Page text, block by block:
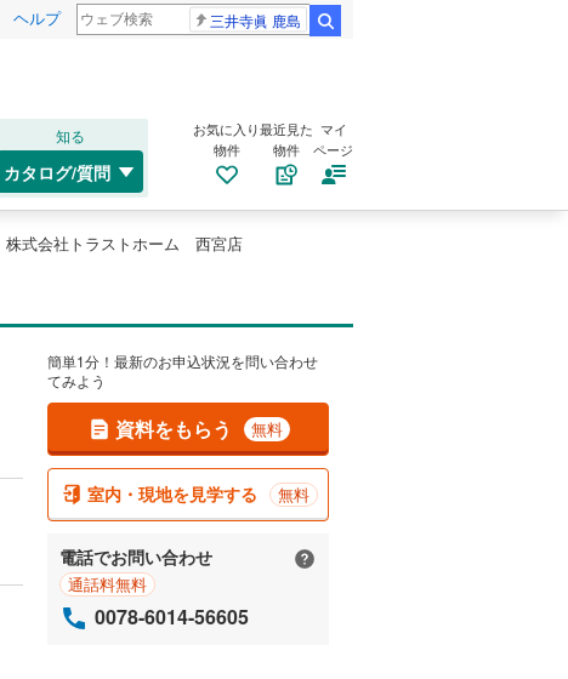
ヘルプ 三井寺眞 鹿島
知る
カタログ/質問
お気に入り
物件
最近見た
物件
マイ
ページ
株式会社トラストホーム 西宮店
簡単1分！最新のお申込状況を問い合わせ
てみよう
資料をもらう 無料
室内・現地を見学する 無料
電話でお問い合わせ
通話料無料
0078-6014-56605